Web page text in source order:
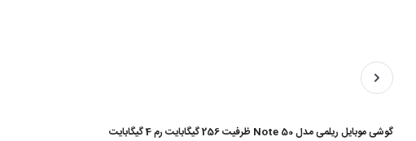
گوشی موبایل ریلمی مدل Note 50 ظرفیت 256 گیگابایت رم 4 گیگابایت